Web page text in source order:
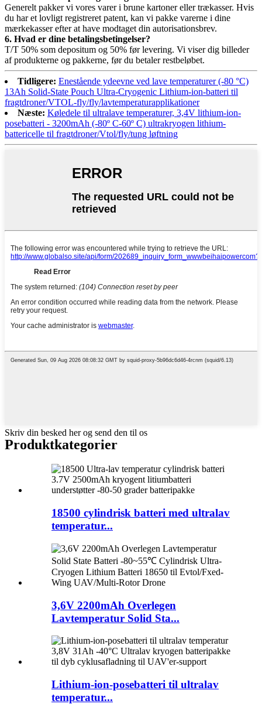
Generelt pakker vi vores varer i brune kartoner eller trækasser. Hvis
du har et lovligt registreret patent, kan vi pakke varerne i dine
mærkekasser efter at have modtaget din autorisationsbrev.
6. Hvad er dine betalingsbetingelser?
T/T 50% som depositum og 50% før levering. Vi viser dig billeder
af produkterne og pakkerne, før du betaler restbeløbet.
Tidligere: Enestående ydeevne ved lave temperaturer (-80 °C)
13Ah Solid-State Pouch Ultra-Cryogenic Lithium-ion-batteri til
fragtdroner/VTOL-fly/fly/lavtemperaturapplikationer
Næste: Køledele til ultralave temperaturer, 3,4V lithium-ion-
posebatteri - 3200mAh (-80º C-60º C) ultrakryogen lithium-
battericelle til fragtdroner/Vtol/fly/tung løftning
Skriv din besked her og send den til os
Produktkategorier
18500 cylindrisk batteri med ultralav
temperatur...
3,6V 2200mAh Overlegen
Lavtemperatur Solid Sta...
Lithium-ion-posebatteri til ultralav
temperatur...